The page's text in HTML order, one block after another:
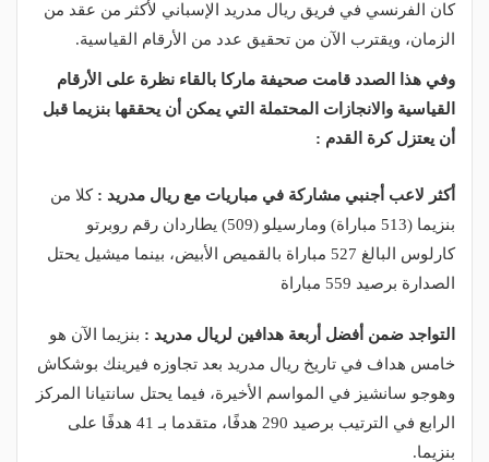
كان الفرنسي في فريق ريال مدريد الإسباني لأكثر من عقد من
الزمان، ويقترب الآن من تحقيق عدد من الأرقام القياسية.
وفي هذا الصدد قامت صحيفة ماركا بالقاء نظرة على الأرقام
القياسية والانجازات المحتملة التي يمكن أن يحققها بنزيما قبل
أن يعتزل كرة القدم :
أكثر لاعب أجنبي مشاركة في مباريات مع ريال مدريد :كلا من
بنزيما (513 مباراة) ومارسيلو (509) يطاردان رقم روبرتو
كارلوس البالغ 527 مباراة بالقميص الأبيض، بينما ميشيل يحتل
الصدارة برصيد 559 مباراة
التواجد ضمن أفضل أربعة هدافين لريال مدريد : بنزيما الآن هو
خامس هداف في تاريخ ريال مدريد بعد تجاوزه فيرينك بوشكاش
وهوجو سانشيز في المواسم الأخيرة، فيما يحتل سانتيانا المركز
الرابع في الترتيب برصيد 290 هدفًا، متقدما بـ 41 هدفًا على
بنزيما.